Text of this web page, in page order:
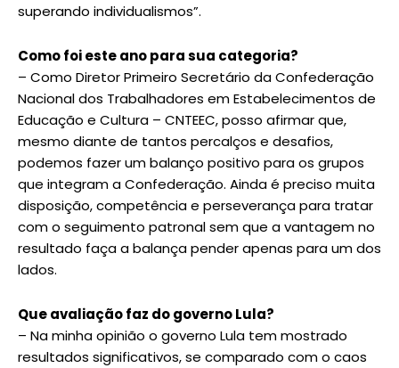
superando individualismos”.
Como foi este ano para sua categoria?
– Como Diretor Primeiro Secretário da Confederação
Nacional dos Trabalhadores em Estabelecimentos de
Educação e Cultura – CNTEEC, posso afirmar que,
mesmo diante de tantos percalços e desafios,
podemos fazer um balanço positivo para os grupos
que integram a Confederação. Ainda é preciso muita
disposição, competência e perseverança para tratar
com o seguimento patronal sem que a vantagem no
resultado faça a balança pender apenas para um dos
lados.
Que avaliação faz do governo Lula?
– Na minha opinião o governo Lula tem mostrado
resultados significativos, se comparado com o caos